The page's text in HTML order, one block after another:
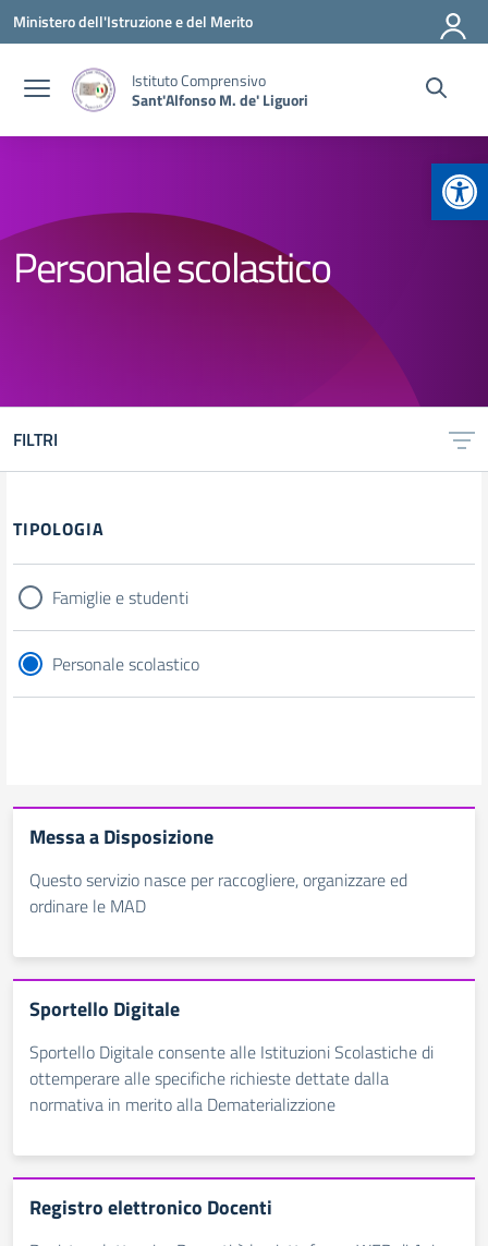
Vai ai contenuti
Vai al menu di navigazione
Vai al footer
Ministero dell'Istruzione e del Merito
Istituto Comprensivo
Sant'Alfonso M. de' Liguori
Personale scolastico
FILTRI
Filtri
TIPOLOGIA
Famiglie e studenti
Personale scolastico
Messa a Disposizione
Questo servizio nasce per raccogliere, organizzare ed
ordinare le MAD
Sportello Digitale
Sportello Digitale consente alle Istituzioni Scolastiche di
ottemperare alle specifiche richieste dettate dalla
normativa in merito alla Dematerializzione
Registro elettronico Docenti